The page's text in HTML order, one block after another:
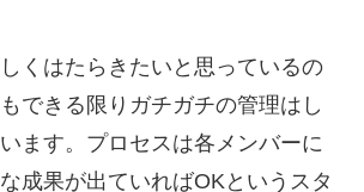
しくはたらきたいと思っているの
できる限りガチガチの管理はし
ます。プロセスは各メンバーに
成果が出ていればOKというスタ